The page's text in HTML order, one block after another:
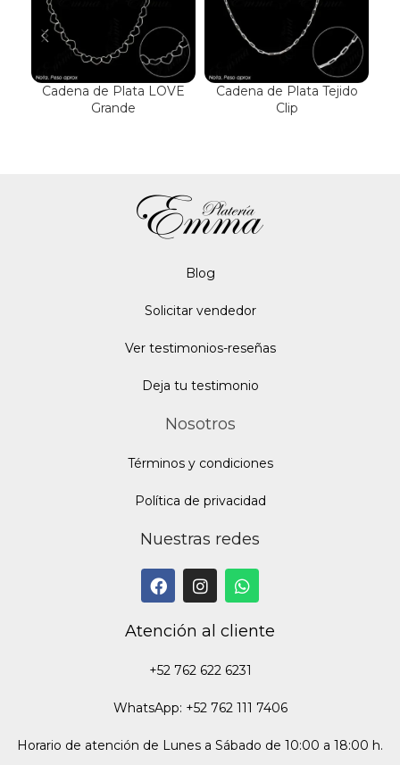
Cadena de Plata LOVE
Grande
Cadena de Plata Tejido
Clip
Blog
Solicitar vendedor
Ver testimonios-reseñas
Deja tu testimonio
Nosotros
Términos y condiciones
Política de privacidad
Nuestras redes
Atención al cliente
+52 762 622 6231
WhatsApp: +52 762 111 7406
Horario de atención de Lunes a Sábado de 10:00 a 18:00 h.